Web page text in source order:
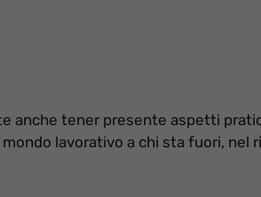
anche tener presente aspetti
mondo lavorativo a chi sta fuori,